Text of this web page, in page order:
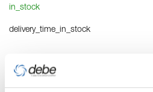
in_stock
delivery_time_in_stock
Produktbeskrivning